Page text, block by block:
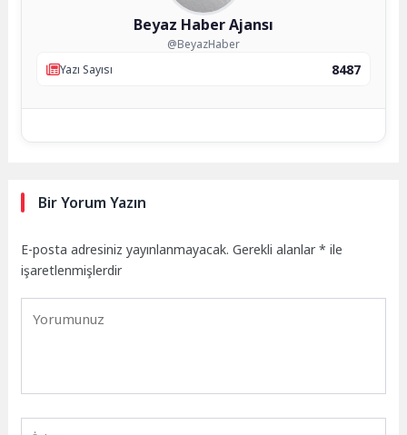
Beyaz Haber Ajansı
@BeyazHaber
Yazı Sayısı
8487
Bir Yorum Yazın
E-posta adresiniz yayınlanmayacak. Gerekli alanlar* ile
işaretlenmişlerdir